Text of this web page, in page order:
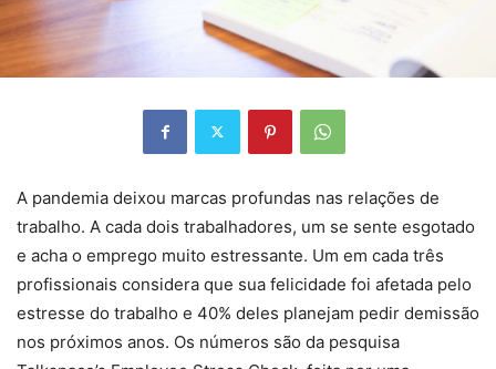
A pandemia deixou marcas profundas nas relações de
trabalho. A cada dois trabalhadores, um se sente esgotado
e acha o emprego muito estressante. Um em cada três
profissionais considera que sua felicidade foi afetada pelo
estresse do trabalho e 40% deles planejam pedir demissão
nos próximos anos. Os números são da pesquisa